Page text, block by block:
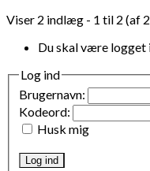
Viser 2 indlæg - 1 til 2 (af
Du skal være logget
Log ind
Brugernavn:
Kodeord:
Husk mig
Log ind